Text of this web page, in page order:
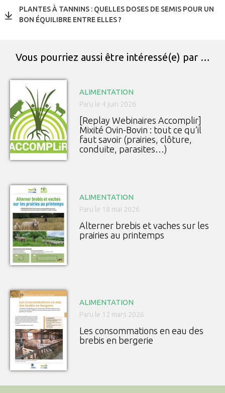
PLANTES À TANNINS : QUELLES DOSES DE SEMIS POUR UN
BON ÉQUILIBRE ENTRE ELLES ?
Vous pourriez aussi être intéressé(e) par …
ALIMENTATION
Paru le 4 juin 2026
[Replay Webinaires Accomplir]
Mixité Ovin-Bovin : tout ce qu’il
faut savoir (prairies, clôture,
conduite, parasites…)
ALIMENTATION
Paru le 18 mai 2026
Alterner brebis et vaches sur les
prairies au printemps
ALIMENTATION
Paru le 12 mars 2026
Les consommations en eau des
brebis en bergerie